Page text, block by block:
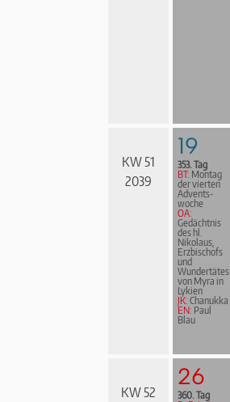
KW 51
2039
19
353. Tag
BT: Montag
der vierten
Advents­
woche
OA:
Gedächtnis
des hl.
Nikolaus,
Erzbischofs
und
Wundertätes
von Myra in
Lykien
JK: Chanukka
EN: Paul
Blau
KW 52
26
360. Tag